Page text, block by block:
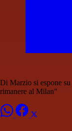
Di Marzio si espone
rimanere al Milan"